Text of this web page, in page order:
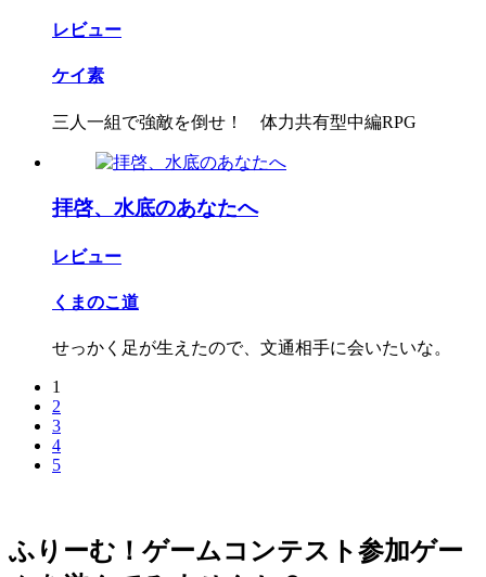
レビュー
ケイ素
三人一組で強敵を倒せ！ 体力共有型中編RPG
拝啓、水底のあなたへ
レビュー
くまのこ道
せっかく足が生えたので、文通相手に会いたいな。
1
2
3
4
5
ふりーむ！ゲームコンテスト参加ゲー